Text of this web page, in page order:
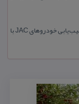
امداد خودرو جك در مشهد | تعمیر تخصصی و عیب‌یابی خودروهای JAC با